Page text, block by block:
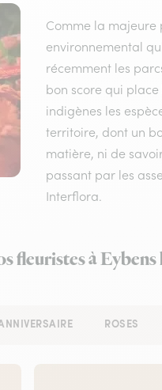
Comme la majeure
environnemental
récemment les
bon score qui
indigènes les
territoire, dont un
matière, ni de
passant par les
Interflora.
fleuristes à
ROSES